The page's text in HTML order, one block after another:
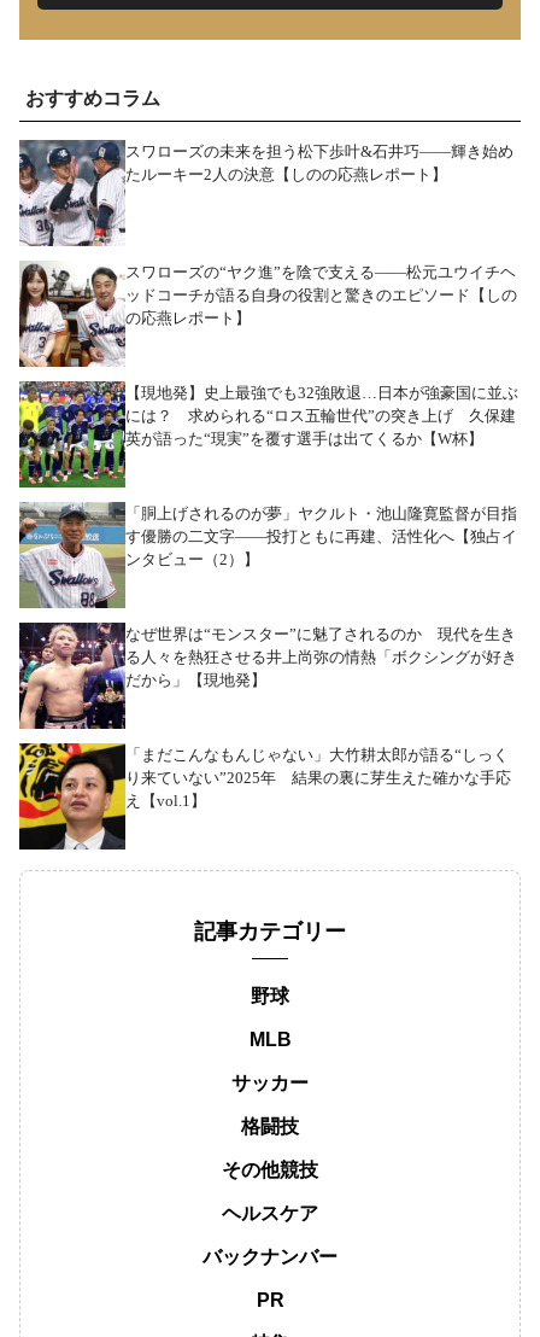
おすすめコラム
スワローズの未来を担う松下歩叶&石井巧――輝き始め
たルーキー2人の決意【しのの応燕レポート】
スワローズの“ヤク進”を陰で支える――松元ユウイチヘ
ッドコーチが語る自身の役割と驚きのエピソード【しの
の応燕レポート】
【現地発】史上最強でも32強敗退…日本が強豪国に並ぶ
には？ 求められる“ロス五輪世代”の突き上げ 久保建
英が語った“現実”を覆す選手は出てくるか【W杯】
「胴上げされるのが夢」ヤクルト・池山隆寛監督が目指
す優勝の二文字――投打ともに再建、活性化へ【独占イ
ンタビュー（2）】
なぜ世界は“モンスター”に魅了されるのか 現代を生き
る人々を熱狂させる井上尚弥の情熱「ボクシングが好き
だから」【現地発】
「まだこんなもんじゃない」大竹耕太郎が語る“しっく
り来ていない”2025年 結果の裏に芽生えた確かな手応
え【vol.1】
記事カテゴリー
野球
MLB
サッカー
格闘技
その他競技
ヘルスケア
バックナンバー
PR